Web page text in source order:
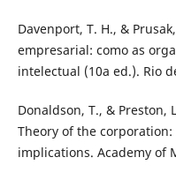
Davenport, T. H., &
empresarial: como as
intelectual (10a ed.). Rio
Donaldson, T., & Preston,
Theory of the
implications. Academy of